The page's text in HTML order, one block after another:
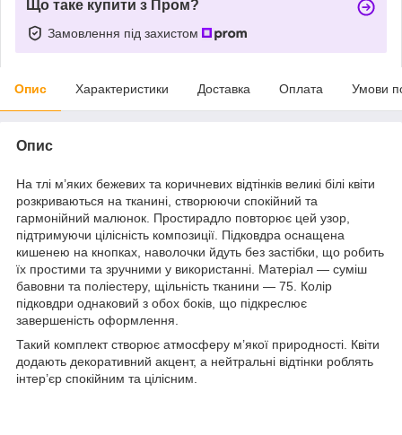
Що таке купити з Пром?
Замовлення під захистом
Опис Характеристики Доставка Оплата Умови
Опис
На тлі м’яких бежевих та коричневих відтінків великі білі квіти
розкриваються на тканині, створюючи спокійний та
гармонійний малюнок. Простирадло повторює цей узор,
підтримуючи цілісність композиції. Підковдра оснащена
кишенею на кнопках, наволочки йдуть без застібки, що робить
їх простими та зручними у використанні. Матеріал — суміш
бавовни та поліестеру, щільність тканини — 75. Колір
підковдри однаковий з обох боків, що підкреслює
завершеність оформлення.
Такий комплект створює атмосферу м’якої природності. Квіти
додають декоративний акцент, а нейтральні відтінки роблять
інтер’єр спокійним та цілісним.